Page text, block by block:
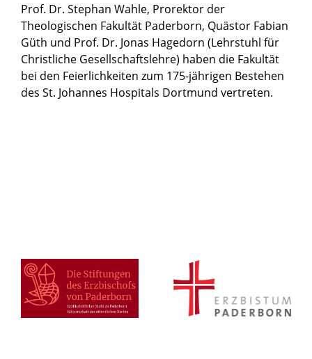
Prof. Dr. Stephan Wahle, Prorektor der
Theologischen Fakultät Paderborn, Quästor Fabian
Güth und Prof. Dr. Jonas Hagedorn (Lehrstuhl für
Christliche Gesellschaftslehre) haben die Fakultät
bei den Feierlichkeiten zum 175-jährigen Bestehen
des St. Johannes Hospitals Dortmund vertreten.